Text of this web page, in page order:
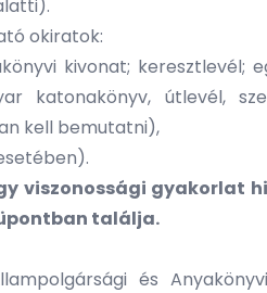
okiratok:
kivonat; keresztlevél;
katonakönyv, útlevél,
kell bemutatni),
viszonossági
találja.
és